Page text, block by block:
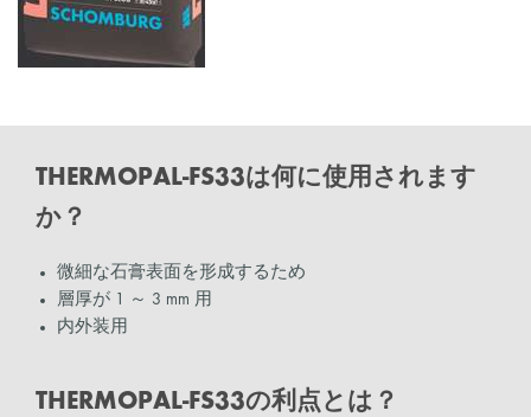
THERMOPAL-FS33は何に使用されます
か？
微細な石膏表面を形成するため
層厚が 1 ～ 3 mm 用
内外装用
THERMOPAL-FS33の利点とは？